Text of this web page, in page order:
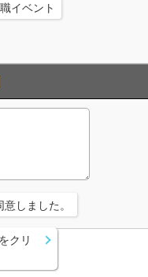
イベント
しました。
クリ